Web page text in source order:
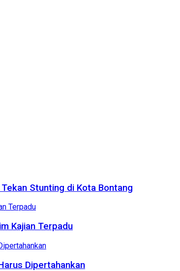
Stunting di Kota Bontang
Kajian Terpadu
Dipertahankan